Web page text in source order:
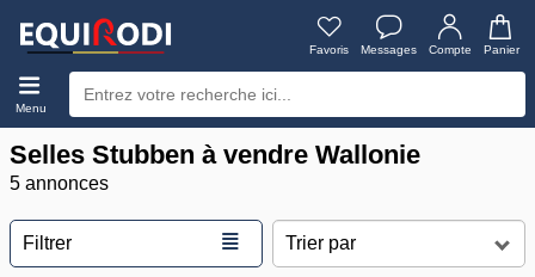
Favoris Messages Compte Panier
Menu
Selles Stubben à vendre Wallonie
5 annonces
Filtrer ≣